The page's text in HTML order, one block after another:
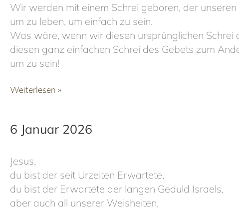
Wir werden mit einem Schrei geboren, der
um zu leben, um einfach zu sein.
Was wäre, wenn wir diesen ursprünglichen
diesen ganz einfachen Schrei des Gebets zum
um zu sein!
9
Weiterlesen »
6 Januar 2026
Jesus,
du bist der seit Urzeiten Erwartete,
du bist der Erwartete der langen Geduld Israels,
aber auch all unserer Weisheiten,